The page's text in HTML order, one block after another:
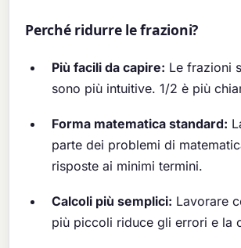
Perché ridurre le frazioni?
Più facili da capire: Le frazioni
sono più intuitive. 1/2 è più
Forma matematica standard:
parte dei problemi di
risposte ai minimi termini.
Calcoli più semplici: Lavorare
più piccoli riduce gli errori e la